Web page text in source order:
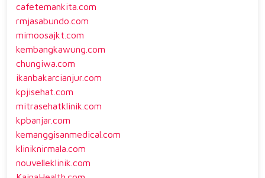
cafetemankita.com
rmjasabundo.com
mimoosajkt.com
kembangkawung.com
chungiwa.com
ikanbakarcianjur.com
kpjisehat.com
mitrasehatklinik.com
kpbanjar.com
kemanggisanmedical.com
kliniknirmala.com
nouvelleklinik.com